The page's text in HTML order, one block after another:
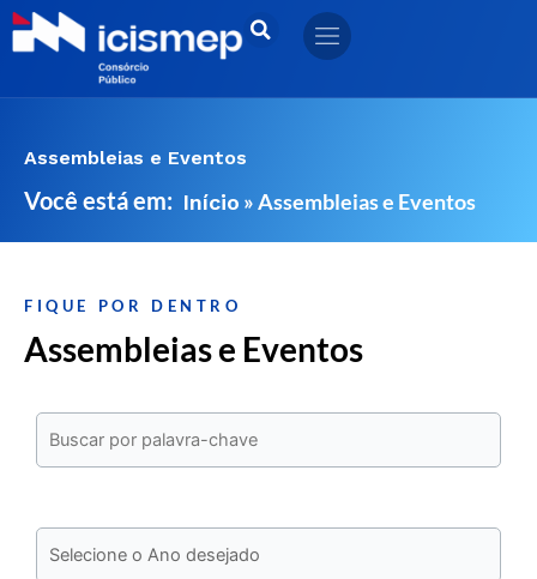
Ir
para
Assembleias e Eventos
Você está em: Início »Assembleias e Eventos
FIQUE POR DENTRO
Assembleias e Eventos